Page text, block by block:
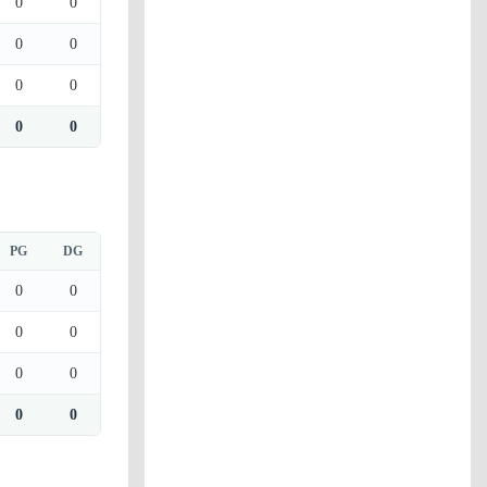
0 0
0 0
0 0
PG DG
0 0
0 0
0 0
0 0